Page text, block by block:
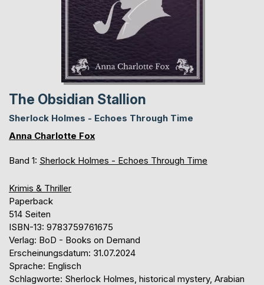
The Obsidian Stallion
Sherlock Holmes - Echoes Through Time
Anna Charlotte Fox
Band 1: Sherlock Holmes - Echoes Through Time
Krimis & Thriller
Paperback
514 Seiten
ISBN-13: 9783759761675
Verlag: BoD - Books on Demand
Erscheinungsdatum: 31.07.2024
Sprache: Englisch
Schlagworte: Sherlock Holmes, historical mystery, Arabian